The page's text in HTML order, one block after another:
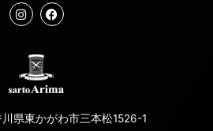
県東かがわ市三本松1526-1